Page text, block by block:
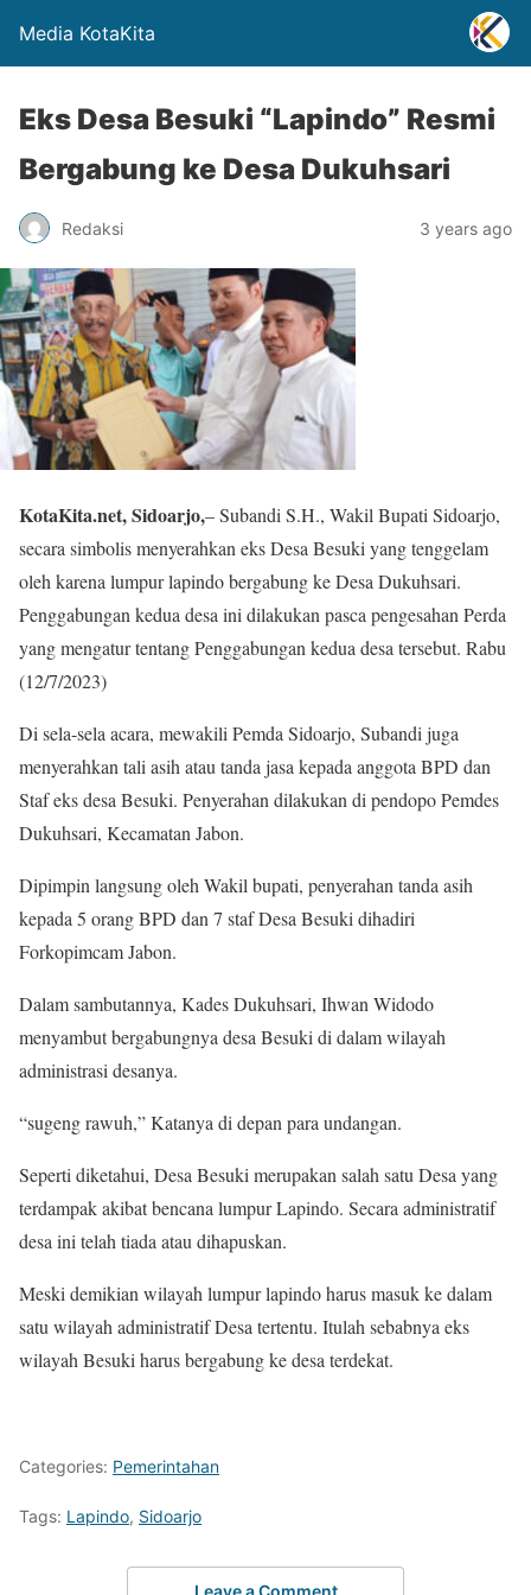
Media KotaKita
Eks Desa Besuki “Lapindo” Resmi
Bergabung ke Desa Dukuhsari
Redaksi 3 years ago
KotaKita.net, Sidoarjo,– Subandi S.H., Wakil Bupati Sidoarjo,
secara simbolis menyerahkan eks Desa Besuki yang tenggelam
oleh karena lumpur lapindo bergabung ke Desa Dukuhsari.
Penggabungan kedua desa ini dilakukan pasca pengesahan Perda
yang mengatur tentang Penggabungan kedua desa tersebut. Rabu
(12/7/2023)
Di sela-sela acara, mewakili Pemda Sidoarjo, Subandi juga
menyerahkan tali asih atau tanda jasa kepada anggota BPD dan
Staf eks desa Besuki. Penyerahan dilakukan di pendopo Pemdes
Dukuhsari, Kecamatan Jabon.
Dipimpin langsung oleh Wakil bupati, penyerahan tanda asih
kepada 5 orang BPD dan 7 staf Desa Besuki dihadiri
Forkopimcam Jabon.
Dalam sambutannya, Kades Dukuhsari, Ihwan Widodo
menyambut bergabungnya desa Besuki di dalam wilayah
administrasi desanya.
“sugeng rawuh,” Katanya di depan para undangan.
Seperti diketahui, Desa Besuki merupakan salah satu Desa yang
terdampak akibat bencana lumpur Lapindo. Secara administratif
desa ini telah tiada atau dihapuskan.
Meski demikian wilayah lumpur lapindo harus masuk ke dalam
satu wilayah administratif Desa tertentu. Itulah sebabnya eks
wilayah Besuki harus bergabung ke desa terdekat.
Categories: Pemerintahan
Tags: Lapindo, Sidoarjo
Leave a Comment